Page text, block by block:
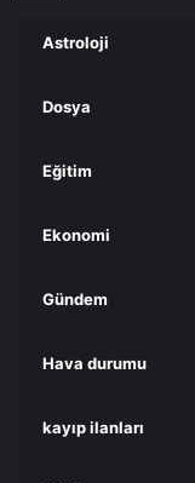
Astroloji
Dosya
Eğitim
Ekonomi
Gündem
Hava durumu
kayıp ilanları